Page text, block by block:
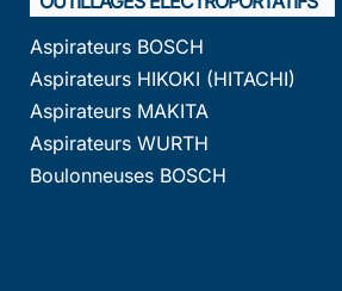
Aspirateurs BOSCH
Aspirateurs HIKOKI (HITACHI)
Aspirateurs MAKITA
Aspirateurs WURTH
Boulonneuses BOSCH